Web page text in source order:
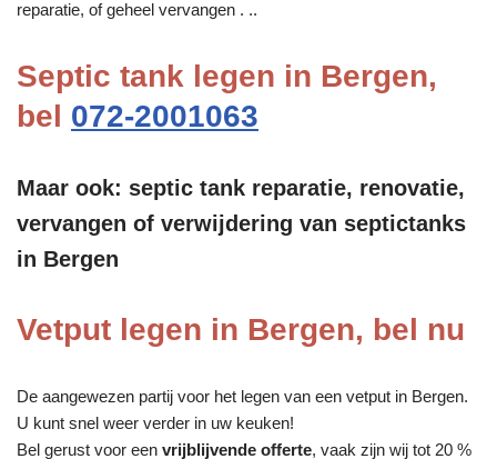
reparatie, of geheel vervangen . ..
Septic tank legen in Bergen,
bel 072-2001063
Maar ook: septic tank reparatie, renovatie,
vervangen of verwijdering van septictanks
in Bergen
Vetput legen in Bergen, bel nu
De aangewezen partij voor het legen van een vetput in Bergen.
U kunt snel weer verder in uw keuken!
Bel gerust voor een vrijblijvende offerte, vaak zijn wij tot 20 %